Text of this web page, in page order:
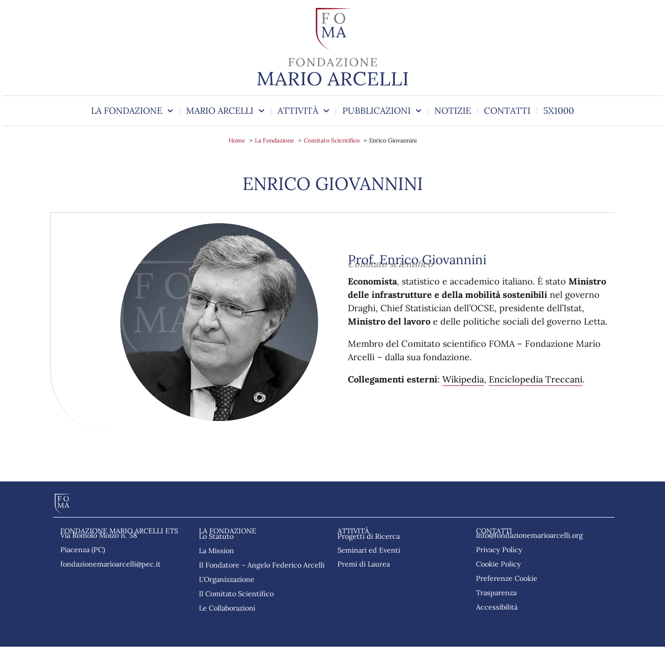
LA FONDAZIONE MARIO ARCELLI ATTIVITÀ PUBBLICAZIONI NOTIZIE CONTATTI 5X1000
Home La Fondazione Comitato Scientifico Enrico Giovannini
ENRICO GIOVANNINI
Prof. Enrico Giovannini
Comitato scientifico
Economista, statistico e accademico italiano. È stato Ministro
delle infrastrutture e della mobilità sostenibilinel governo
Draghi, Chief Statistician dell’OCSE, presidente dell’Istat,
Ministro del lavoroe delle politiche sociali del governo Letta.
Membro del Comitato scientifico FOMA – Fondazione Mario
Arcelli – dalla sua fondazione.
Collegamenti esterni: Wikipedia, Enciclopedia Treccani.
FONDAZIONE MARIO ARCELLI ETS
Via Romolo Moizo n. 58
Piacenza (PC)
fondazionemarioarcelli@pec.it
LA FONDAZIONE
Lo Statuto
La Mission
Il Fondatore – Angelo Federico Arcelli
L’Organizzazione
Il Comitato Scientifico
Le Collaborazioni
ATTIVITÀ
Progetti di Ricerca
Seminari ed Eventi
Premi di Laurea
CONTATTI
info@fondazionemarioarcelli.org
Privacy Policy
Cookie Policy
Preferenze Cookie
Trasparenza
Accessibilità